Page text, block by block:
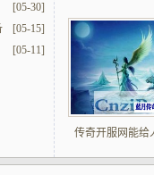
[05-30]
[05-15]
[05-11]
传奇开服网能给